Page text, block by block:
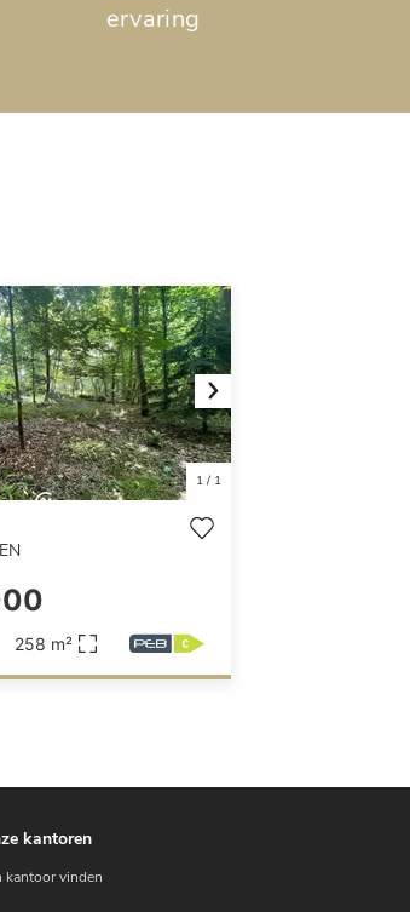
ervaring
Next
1 / 1
258 m²
kantoren
kantoor vinden